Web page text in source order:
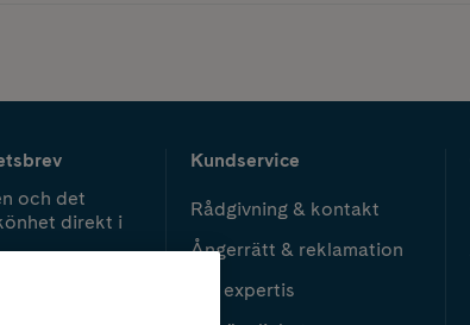
och det
direkt i
Kundservice
Rådgivning & kontakt
Ångerrätt & reklamation
Vår expertis